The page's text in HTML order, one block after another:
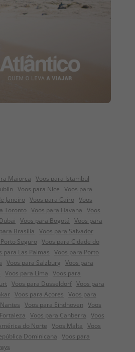
Maiorca Voos para Istambul
Voos para Nice Voos para
Janeiro Voos para Cairo Voos
Toronto Voos para Havana Voos
Voos para Bogotá Voos para
Brasília Voos para Salvador
Seguro Voos para Cidade do
para Las Palmas Voos para Porto
Voos para Salzburg Voos para
Voos para Lima Voos para
Voos para Dusseldorf Voos para
Voos para Açores Voos para
Voos para Eindhoven Voos
Voos para Canberra Voos
do Norte Voos Malta Voos
Dominicana Voos para